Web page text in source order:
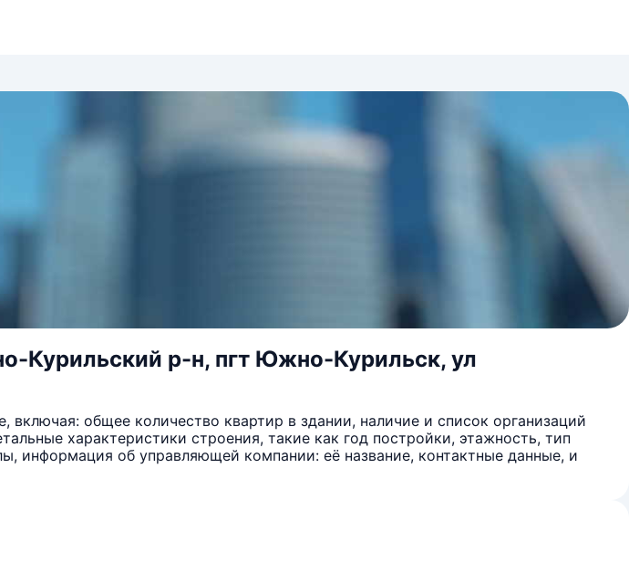
Курильский р-н, пгт Южно-Курильск, ул
общее количество квартир в здании, наличие и список организаций
характеристики строения, такие как год постройки, этажность, тип
информация об управляющей компании: её название, контактные данные, и